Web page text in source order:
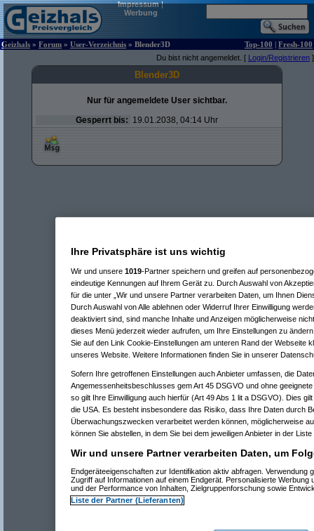
Impressum|
Werbung
Geizhals » Forum » User-Verzeichnis » Blender3D Top-100 | Fresh-100
Du bist nicht angemeldet. [ Login/Registrieren ]
Blender3D
Nur für angemeldete User sichtbar.
Gesperrt bis: 19.01.2038, 04:14 Uhr
Ihre Privatsphäre ist uns wichtig
Wir und unsere 1019-Partner speichern und greifen auf
eindeutige Kennungen auf Ihrem Gerät zu. Durch Auswahl von
für die unter „Wir und unsere Partner verarbeiten Daten, um Ihnen
Durch Auswahl von Alle ablehnen oder Widerruf Ihrer Einwilligung
deaktiviert sind, sind manche Inhalte und Anzeigen möglicherweise
dieses Menü jederzeit wieder aufrufen, um Ihre Einstellungen zu
Sie auf den Link Cookie-Einstellungen am unteren Rand der Webseite
unseres Website. Weitere Informationen finden Sie in unserer
Sofern Ihre getroffenen Einstellungen auch Anbieter umfassen, die
Angemessenheitsbeschlusses gem Art 45 DSGVO und ohne
so gilt Ihre Einwilligung auch hierfür (Art 49 Abs 1 lit a DSGVO). Dies
die USA. Es besteht insbesondere das Risiko, dass Ihre Daten durch
Überwachungszwecken verarbeitet werden können, möglicherweise
können Sie abstellen, in dem Sie bei dem jeweiligen Anbieter in der
Wir und unsere Partner verarbeiten Daten, um
Endgeräteeigenschaften zur Identifikation aktiv abfragen. Verwendung
Zugriff auf Informationen auf einem Endgerät. Personalisierte Werbung
und der Performance von Inhalten, Zielgruppenforschung sowie
Liste der Partner (Lieferanten)